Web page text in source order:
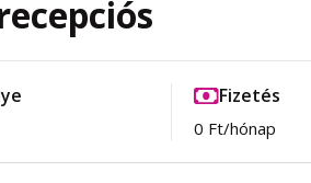
Fizetés
0 Ft/hónap